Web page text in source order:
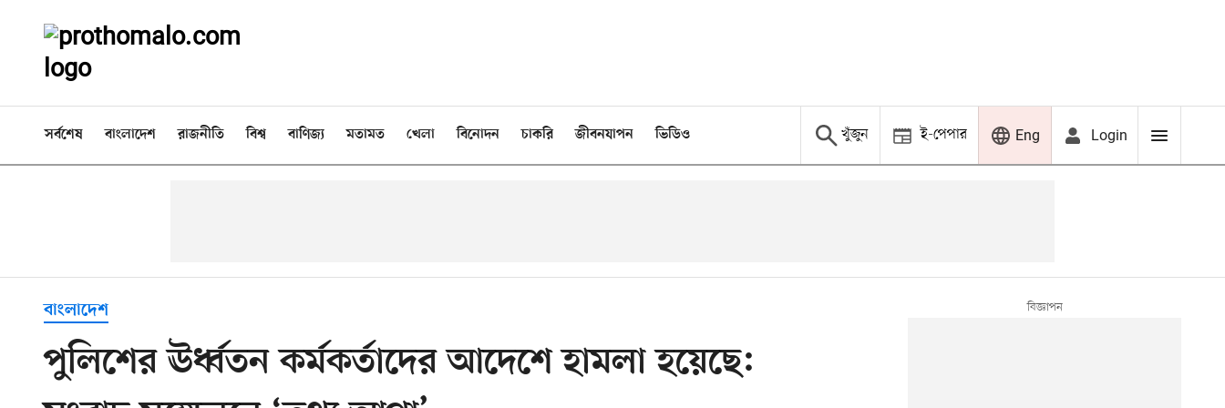
সর্বশেষ বাংলাদেশ রাজনীতি বিশ্ব বাণিজ্য মতামত খেলা বিনোদন চাকরি জীবনযাপন ভিডিও খুঁজুন ই-পেপার Eng Login
বাংলাদেশ
পুলিশের ঊর্ধ্বতন কর্মকর্তাদের আদেশে হামলা হয়েছে: